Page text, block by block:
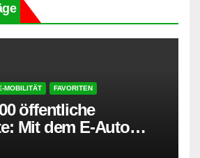
MOBILITÄT FAVORITEN
öffentliche
Mit dem E-Auto
den Sommerurlaub